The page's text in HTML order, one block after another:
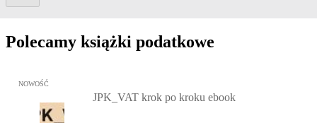
Polecamy książki podatkowe
Przejdź do: JPK_VAT krok po kroku ebook, Patrycja Kubiesa -
NOWOŚĆ
JPK_VAT krok po kroku ebook